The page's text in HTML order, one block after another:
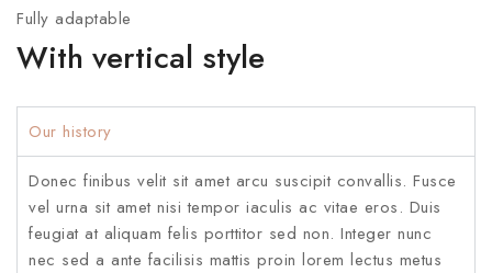
Fully adaptable
With vertical style
Our history
Donec finibus velit sit amet arcu suscipit convallis. Fusce
vel urna sit amet nisi tempor iaculis ac vitae eros. Duis
feugiat at aliquam felis porttitor sed non. Integer nunc
nec sed a ante facilisis mattis proin lorem lectus metus